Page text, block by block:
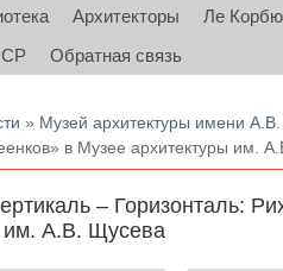
Архитекторы Ле
Обратная связь
» Музей архитектуры имени
в Музее архитектуры им.
– Горизонталь:
им. А.В. Щусева